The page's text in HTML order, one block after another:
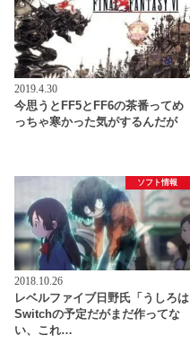
2019.4.30
今思うとFF5とFF6の茶番ってめ
っちゃ寒かった気がするんだが
ソフト情報
2018.10.26
レベルファイブ日野氏「うしろは
Switchの予定だがまだ作ってな
い、これ…